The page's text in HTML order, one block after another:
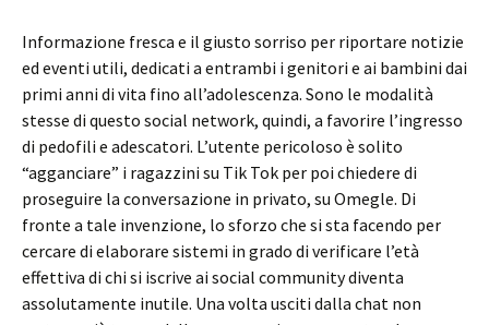
Informazione fresca e il giusto sorriso per riportare notizie
ed eventi utili, dedicati a entrambi i genitori e ai bambini dai
primi anni di vita fino all’adolescenza. Sono le modalità
stesse di questo social network, quindi, a favorire l’ingresso
di pedofili e adescatori. L’utente pericoloso è solito
“agganciare” i ragazzini su Tik Tok per poi chiedere di
proseguire la conversazione in privato, su Omegle. Di
fronte a tale invenzione, lo sforzo che si sta facendo per
cercare di elaborare sistemi in grado di verificare l’età
effettiva di chi si iscrive ai social community diventa
assolutamente inutile. Una volta usciti dalla chat non